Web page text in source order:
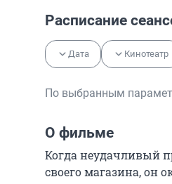
Расписание
Дата Кинотеатр
По выбранным
О фильме
Когда неудачливый
своего магазина, он